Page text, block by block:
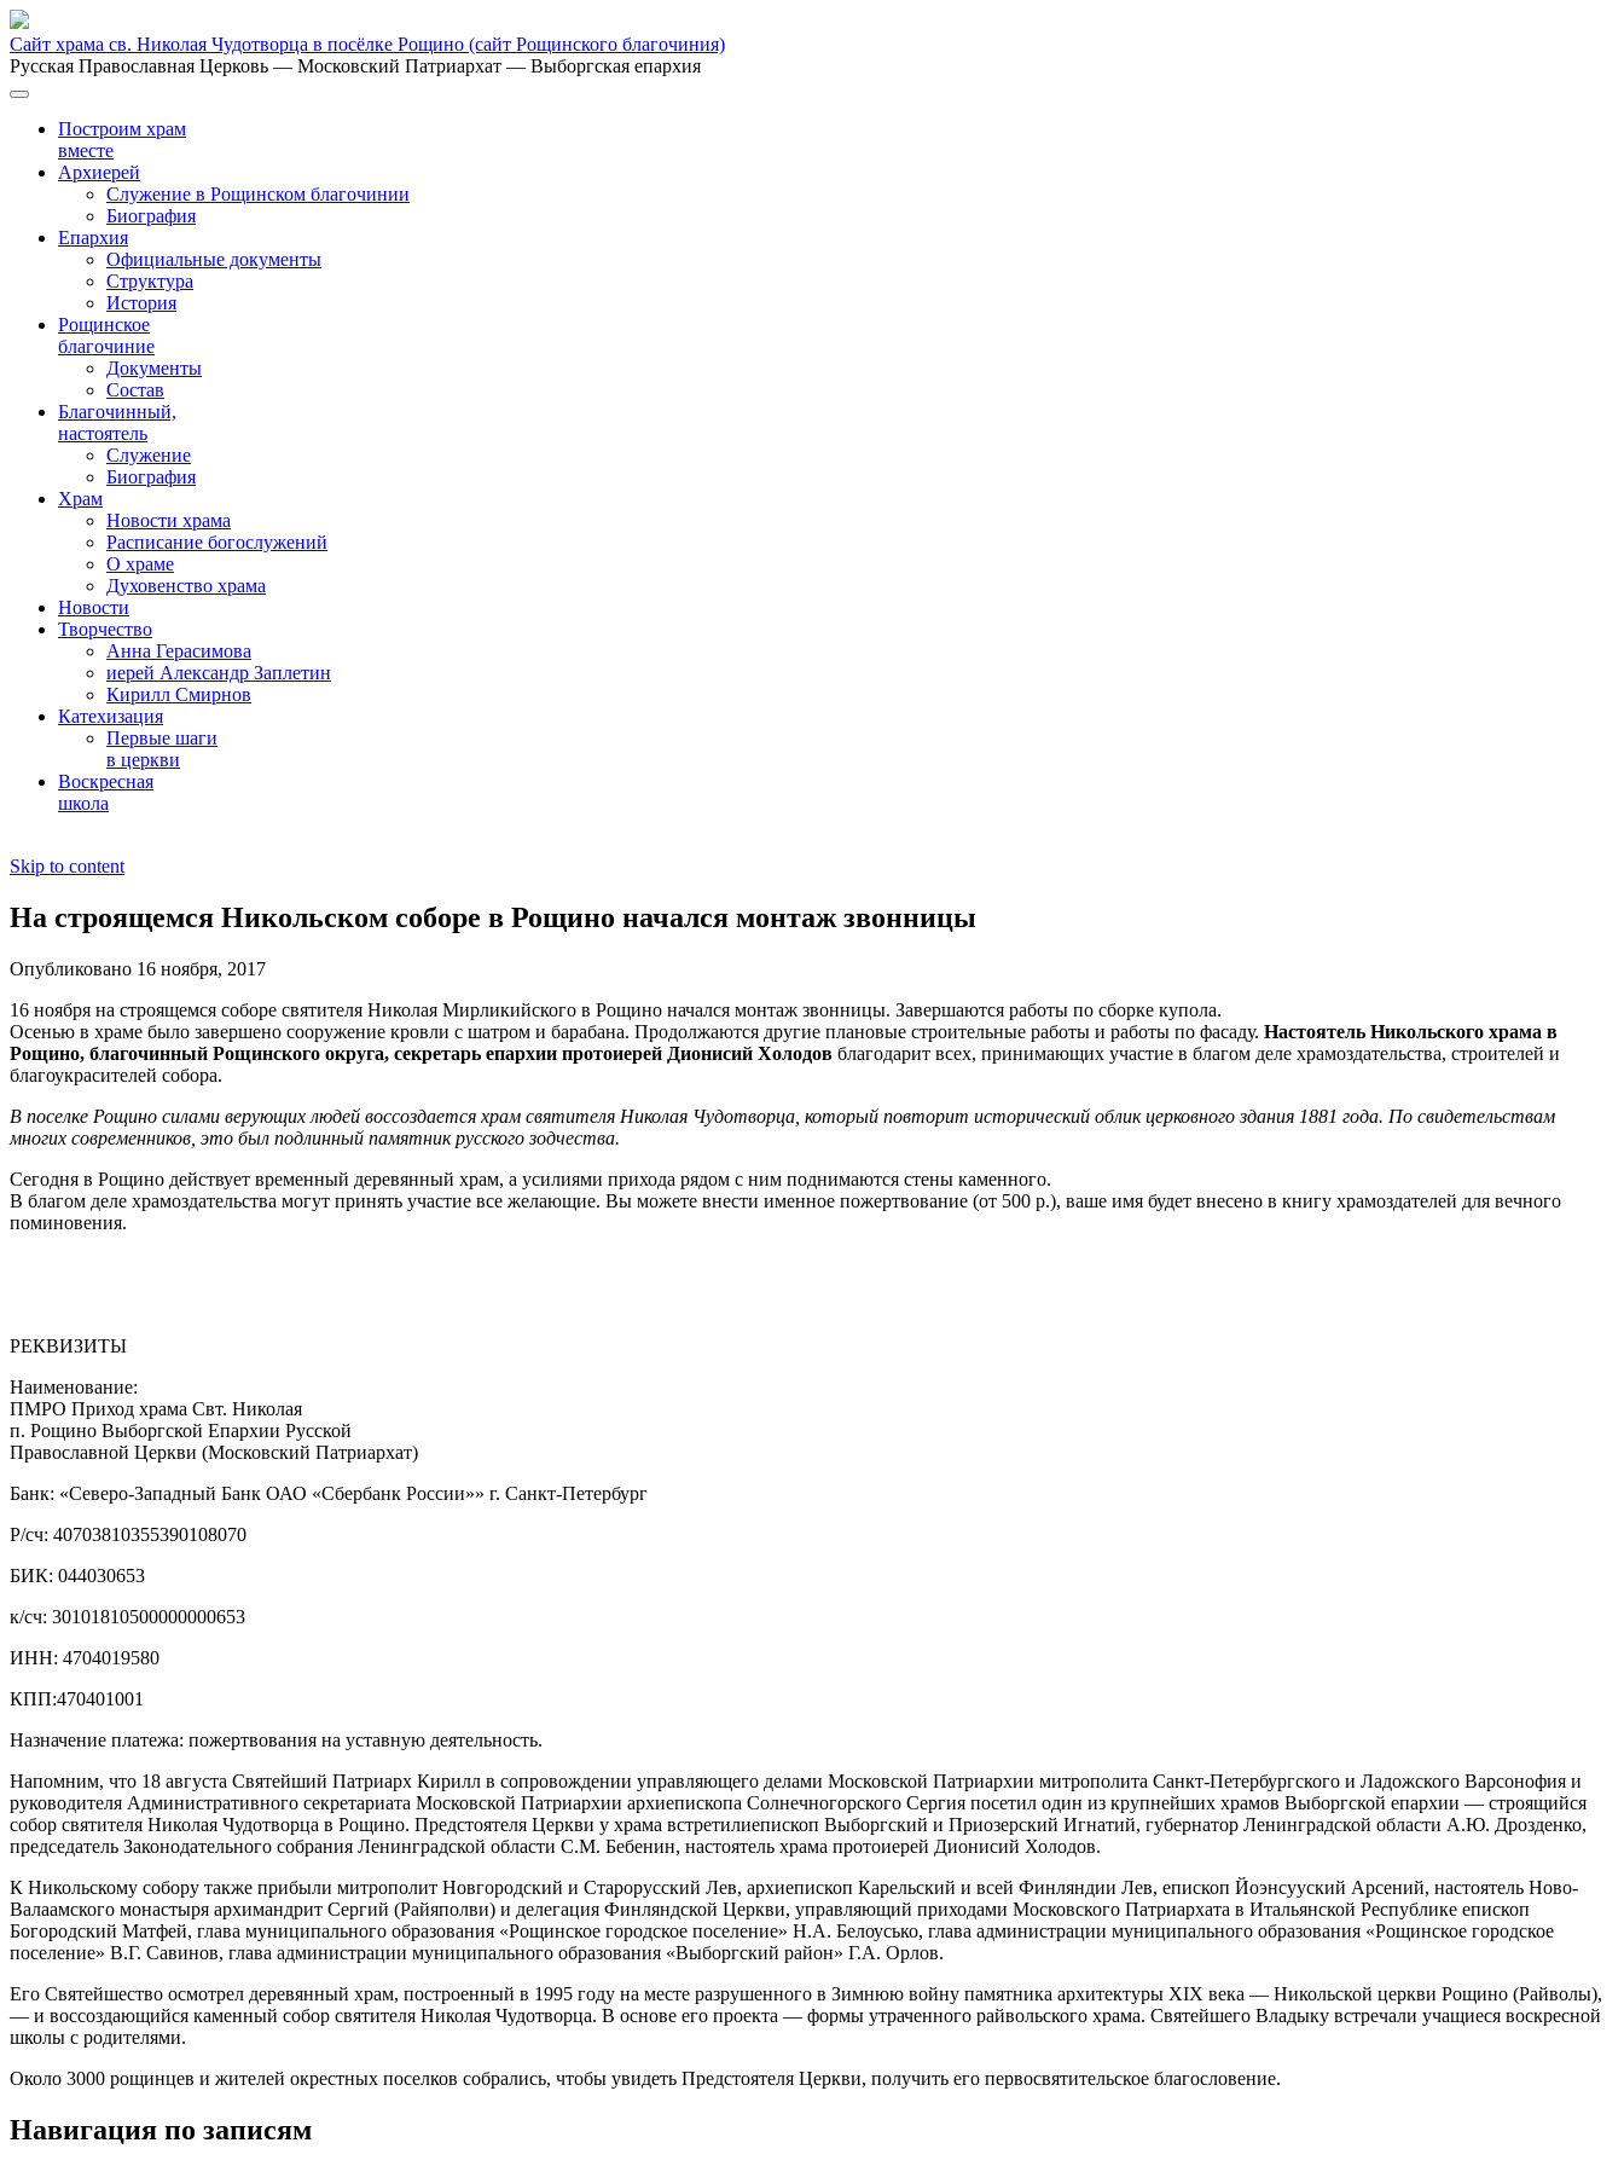
Сайт храма св. Николая Чудотворца в посёлке Рощино (сайт Рощинского благочиния)
Русская Православная Церковь — Московский Патриархат — Выборгская епархия
Построим храм
вместе
Архиерей
Служение в Рощинском благочинии
Биография
Епархия
Официальные документы
Структура
История
Рощинское
благочиние
Документы
Состав
Благочинный,
настоятель
Служение
Биография
Храм
Новости храма
Расписание богослужений
О храме
Духовенство храма
Новости
Творчество
Анна Герасимова
иерей Александр Заплетин
Кирилл Смирнов
Катехизация
Первые шаги
в церкви
Воскресная
школа
Skip to content
На строящемся Никольском соборе в Рощино начался монтаж звонницы
Опубликовано 16 ноября, 2017
16 ноября на строящемся соборе святителя Николая Мирликийского в Рощино начался монтаж звонницы. Завершаются работы по сборке купола.
Осенью в храме было завершено сооружение кровли с шатром и барабана. Продолжаются другие плановые строительные работы и работы по фасаду. Настоятель Никольского храма в
Рощино, благочинный Рощинского округа, секретарь епархии протоиерей Дионисий Холодов благодарит всех, принимающих участие в благом деле храмоздательства, строителей и
благоукрасителей собора.
В поселке Рощино силами верующих людей воссоздается храм святителя Николая Чудотворца, который повторит исторический облик церковного здания 1881 года. По свидетельствам
многих современников, это был подлинный памятник русского зодчества.
Сегодня в Рощино действует временный деревянный храм, а усилиями прихода рядом с ним поднимаются стены каменного.
В благом деле храмоздательства могут принять участие все желающие. Вы можете внести именное пожертвование (от 500 р.), ваше имя будет внесено в книгу храмоздателей для вечного
поминовения.
РЕКВИЗИТЫ
Наименование:
ПМРО Приход храма Свт. Николая
п. Рощино Выборгской Епархии Русской
Православной Церкви (Московский Патриархат)
Банк: «Северо-Западный Банк ОАО «Сбербанк России»» г. Санкт-Петербург
Р/сч: 40703810355390108070
БИК: 044030653
к/сч: 30101810500000000653
ИНН: 4704019580
КПП:470401001
Назначение платежа: пожертвования на уставную деятельность.
Напомним, что 18 августа Святейший Патриарх Кирилл в сопровождении управляющего делами Московской Патриархии митрополита Санкт-Петербургского и Ладожского Варсонофия и
руководителя Административного секретариата Московской Патриархии архиепископа Солнечногорского Сергия посетил один из крупнейших храмов Выборгской епархии — строящийся
собор святителя Николая Чудотворца в Рощино. Предстоятеля Церкви у храма встретилиепископ Выборгский и Приозерский Игнатий, губернатор Ленинградской области А.Ю. Дрозденко,
председатель Законодательного собрания Ленинградской области С.М. Бебенин, настоятель храма протоиерей Дионисий Холодов.
К Никольскому собору также прибыли митрополит Новгородский и Старорусский Лев, архиепископ Карельский и всей Финляндии Лев, епископ Йоэнсууский Арсений, настоятель Ново-
Валаамского монастыря архимандрит Сергий (Райяполви) и делегация Финляндской Церкви, управляющий приходами Московского Патриархата в Итальянской Республике епископ
Богородский Матфей, глава муниципального образования «Рощинское городское поселение» Н.А. Белоусько, глава администрации муниципального образования «Рощинское городское
поселение» В.Г. Савинов, глава администрации муниципального образования «Выборгский район» Г.А. Орлов.
Его Святейшество осмотрел деревянный храм, построенный в 1995 году на месте разрушенного в Зимнюю войну памятника архитектуры XIX века — Никольской церкви Рощино (Райволы),
— и воссоздающийся каменный собор святителя Николая Чудотворца. В основе его проекта — формы утраченного райвольского храма. Святейшего Владыку встречали учащиеся воскресной
школы с родителями.
Около 3000 рощинцев и жителей окрестных поселков собрались, чтобы увидеть Предстоятеля Церкви, получить его первосвятительское благословение.
Навигация по записям